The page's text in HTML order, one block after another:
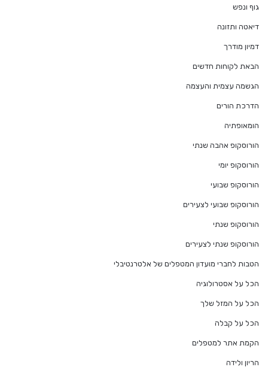
גוף ונפש
דיאטה ותזונה
דמיון מודרך
הבאת לקוחות חדשים
הגשמה עצמית והעצמה
הדרכת הורים
הומאופתיה
הורוסקופ אהבה שנתי
הורוסקופ יומי
הורוסקופ שבועי
הורוסקופ שבועי לצעירים
הורוסקופ שנתי
הורוסקופ שנתי לצעירים
הטבות לחברי מועדון המטפלים של אלטרנטיבלי
הכל על אסטרולוגיה
הכל על המזל שלך
הכל על קבלה
הקמת אתר למטפלים
הריון ולידה